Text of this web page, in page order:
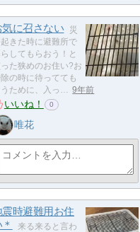
気に召さない
災
きた時に避難所で
してもらおう！と
った狭めのお住い?お
の時に待ってても
うために、入っ…
9年前
いいね！ 0
唯花
震時避難用お住
来る来ると言わ